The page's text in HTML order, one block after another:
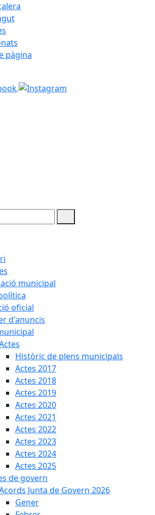
pàgina
municipal
oficial
d'anuncis
Històric de plens municipals
Actes 2017
Actes 2018
Actes 2019
Actes 2020
Actes 2021
Actes 2022
Actes 2023
Actes 2024
Actes 2025
de govern
Junta de Govern 2026
Gener